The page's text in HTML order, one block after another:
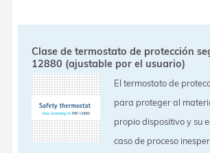
Clase de termostato de protección
12880 (ajustable por el usuario)
El termostato de
para proteger al
propio dispositivo y su
caso de proceso